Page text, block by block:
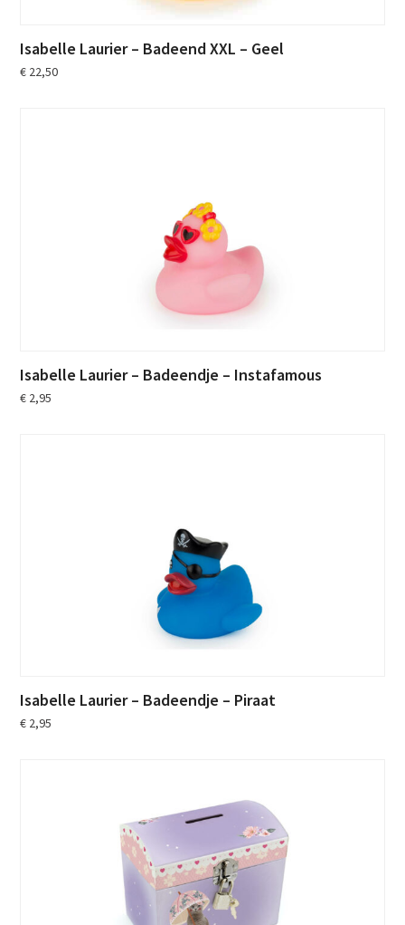
Isabelle Laurier – Badeend XXL – Geel
€ 22,50
Isabelle Laurier – Badeendje – Instafamous
€ 2,95
Isabelle Laurier – Badeendje – Piraat
€ 2,95